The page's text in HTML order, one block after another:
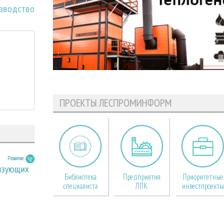
Развитие
ПРОЕКТЫ ЛЕСПРОМИНФОРМ
Библиотека
специалиста
Предприятия
ЛПК
Приоритетные
инвестпроекты